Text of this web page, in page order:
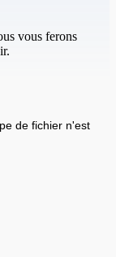
vous ferons
de fichier n'est